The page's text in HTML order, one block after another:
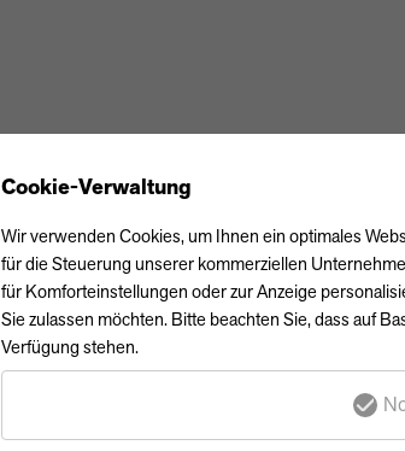
Cookie-Verwaltung
Wir verwenden Cookies, um Ihnen ein optimales
für die Steuerung unserer kommerziellen
für Komforteinstellungen oder zur Anzeige
Sie zulassen möchten. Bitte beachten Sie, dass auf
Verfügung stehen.